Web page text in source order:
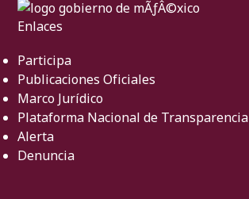
Enlaces
Participa
Publicaciones Oficiales
Marco Jurídico
Plataforma Nacional de Transparencia
Alerta
Denuncia